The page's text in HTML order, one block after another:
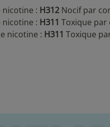
nicotine : H312 Nocif par
nicotine : H311 Toxique par
nicotine : H311 Toxique